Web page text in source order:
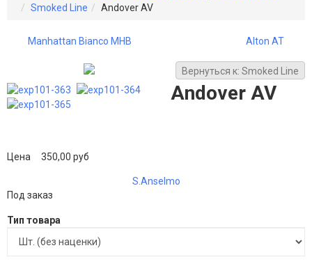
Smoked Line
Andover AV
Manhattan Bianco MHB Alton AT
Вернуться к: Smoked Line
Andover AV
Цена 350,00 руб
S.Anselmo
Под заказ
Тип товара